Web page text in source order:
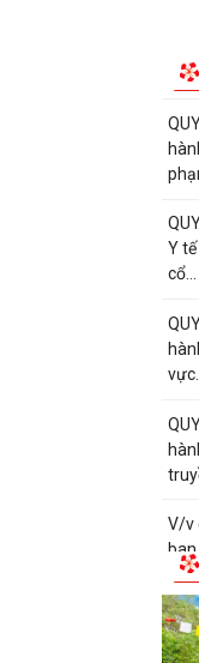
Y
cổ...
vực...
V/v
Sở